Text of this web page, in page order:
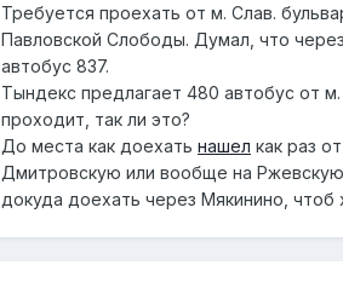
Требуется проехать от м. Слав.
Павловской Слободы. Думал, что
автобус 837.
Тындекс предлагает 480 автобус от
проходит, так ли это?
До места как доехать нашел как раз
Дмитровскую или вообще на
докуда доехать через Мякинино, чтоб